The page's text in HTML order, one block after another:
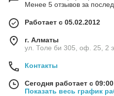
Менее 5 отзывов за
Работает с 05.02.2012
г. Алматы
ул. Толе би 305, оф. 25, 2
Контакты
Сегодня работает с
Показать весь график